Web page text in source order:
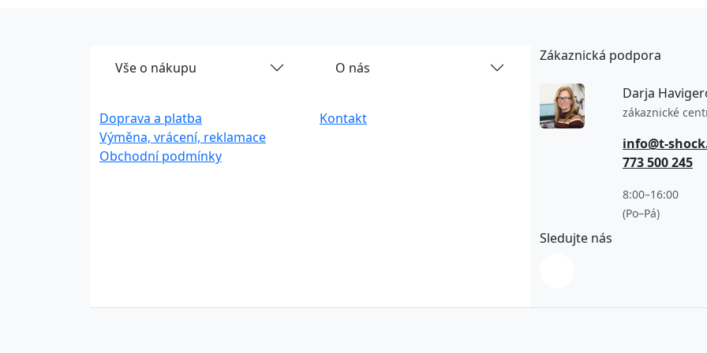
Vše o nákupu
Doprava a platba
Výměna, vrácení, reklamace
Obchodní podmínky
O nás
Kontakt
Zákaznická podpora
Darja
zákaznické
info@t-
773 500 245
8:00–16:00
(Po–Pá)
Sledujte nás